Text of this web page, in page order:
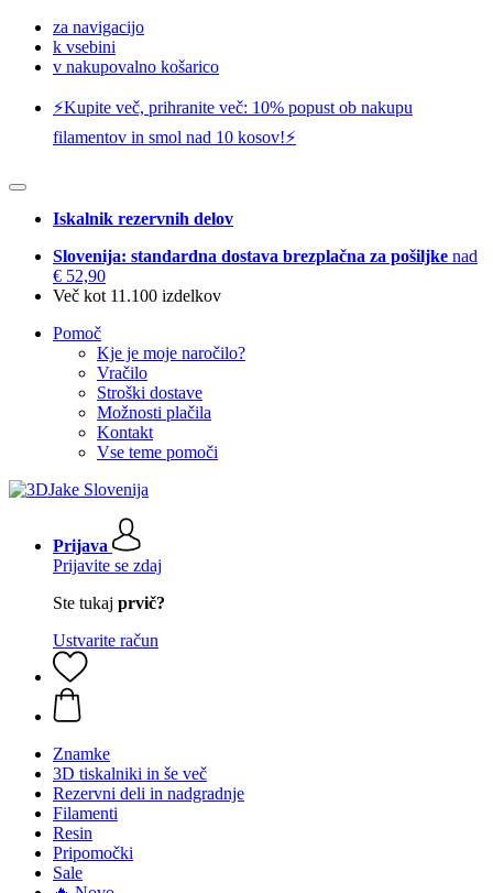
za navigacijo
k vsebini
v nakupovalno košarico
⚡️Kupite več, prihranite več: 10% popust ob nakupu
filamentov in smol nad 10 kosov!⚡️
Iskalnik rezervnih delov
Slovenija: standardna dostava brezplačna za pošiljke nad
€ 52,90
Več kot 11.100 izdelkov
Pomoč
Kje je moje naročilo?
Vračilo
Stroški dostave
Možnosti plačila
Kontakt
Vse teme pomoči
Prijava
Prijavite se zdaj
Ste tukaj prvič?
Ustvarite račun
Znamke
3D tiskalniki in še več
Rezervni deli in nadgradnje
Filamenti
Resin
Pripomočki
Sale